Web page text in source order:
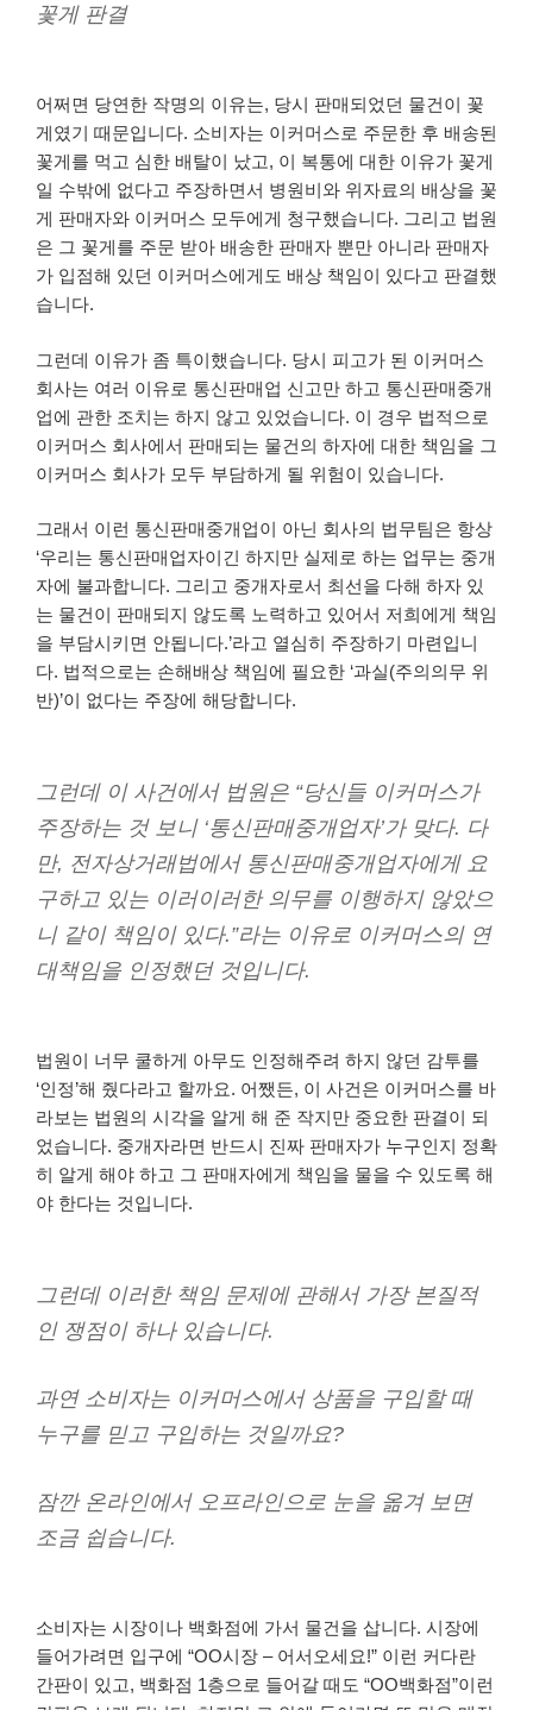
꽃게 판결
어쩌면 당연한 작명의 이유는, 당시 판매되었던 물건이 꽃
게였기 때문입니다. 소비자는 이커머스로 주문한 후 배송된
꽃게를 먹고 심한 배탈이 났고, 이 복통에 대한 이유가 꽃게
일 수밖에 없다고 주장하면서 병원비와 위자료의 배상을 꽃
게 판매자와 이커머스 모두에게 청구했습니다. 그리고 법원
은 그 꽃게를 주문 받아 배송한 판매자 뿐만 아니라 판매자
가 입점해 있던 이커머스에게도 배상 책임이 있다고 판결했
습니다.
그런데 이유가 좀 특이했습니다. 당시 피고가 된 이커머스
회사는 여러 이유로 통신판매업 신고만 하고 통신판매중개
업에 관한 조치는 하지 않고 있었습니다. 이 경우 법적으로
이커머스 회사에서 판매되는 물건의 하자에 대한 책임을 그
이커머스 회사가 모두 부담하게 될 위험이 있습니다.
그래서 이런 통신판매중개업이 아닌 회사의 법무팀은 항상
‘우리는 통신판매업자이긴 하지만 실제로 하는 업무는 중개
자에 불과합니다. 그리고 중개자로서 최선을 다해 하자 있
는 물건이 판매되지 않도록 노력하고 있어서 저희에게 책임
을 부담시키면 안됩니다.’라고 열심히 주장하기 마련입니
다. 법적으로는 손해배상 책임에 필요한 ‘과실(주의의무 위
반)’이 없다는 주장에 해당합니다.
그런데 이 사건에서 법원은 “당신들 이커머스가
주장하는 것 보니 ‘통신판매중개업자’가 맞다. 다
만, 전자상거래법에서 통신판매중개업자에게 요
구하고 있는 이러이러한 의무를 이행하지 않았으
니 같이 책임이 있다.”라는 이유로 이커머스의 연
대책임을 인정했던 것입니다.
법원이 너무 쿨하게 아무도 인정해주려 하지 않던 감투를
‘인정’해 줬다라고 할까요. 어쨌든, 이 사건은 이커머스를 바
라보는 법원의 시각을 알게 해 준 작지만 중요한 판결이 되
었습니다. 중개자라면 반드시 진짜 판매자가 누구인지 정확
히 알게 해야 하고 그 판매자에게 책임을 물을 수 있도록 해
야 한다는 것입니다.
그런데 이러한 책임 문제에 관해서 가장 본질적
인 쟁점이 하나 있습니다.
과연 소비자는 이커머스에서 상품을 구입할 때
누구를 믿고 구입하는 것일까요?
잠깐 온라인에서 오프라인으로 눈을 옮겨 보면
조금 쉽습니다.
소비자는 시장이나 백화점에 가서 물건을 삽니다. 시장에
들어가려면 입구에 “OO시장 – 어서오세요!” 이런 커다란
간판이 있고, 백화점 1층으로 들어갈 때도 “OO백화점”이런